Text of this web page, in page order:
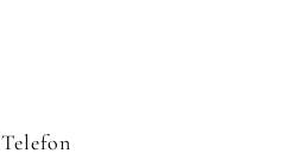
Telefon